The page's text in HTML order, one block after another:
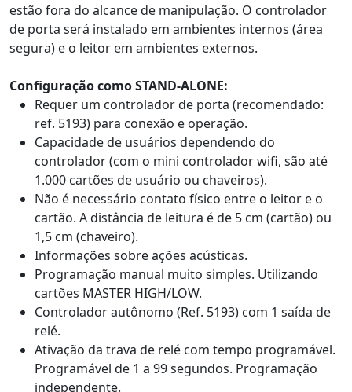
estão fora do alcance de manipulação. O controlador
de porta será instalado em ambientes internos (área
segura) e o leitor em ambientes externos.
Configuração como STAND-ALONE:
Requer um controlador de porta (recomendado:
ref. 5193) para conexão e operação.
Capacidade de usuários dependendo do
controlador (com o mini controlador wifi, são até
1.000 cartões de usuário ou chaveiros).
Não é necessário contato físico entre o leitor e o
cartão. A distância de leitura é de 5 cm (cartão) ou
1,5 cm (chaveiro).
Informações sobre ações acústicas.
Programação manual muito simples. Utilizando
cartões MASTER HIGH/LOW.
Controlador autônomo (Ref. 5193) com 1 saída de
relé.
Ativação da trava de relé com tempo programável.
Programável de 1 a 99 segundos. Programação
independente.